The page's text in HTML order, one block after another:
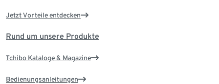
Jetzt Vorteile entdecken
Rund um unsere Produkte
Tchibo Kataloge & Magazine
Bedienungsanleitungen